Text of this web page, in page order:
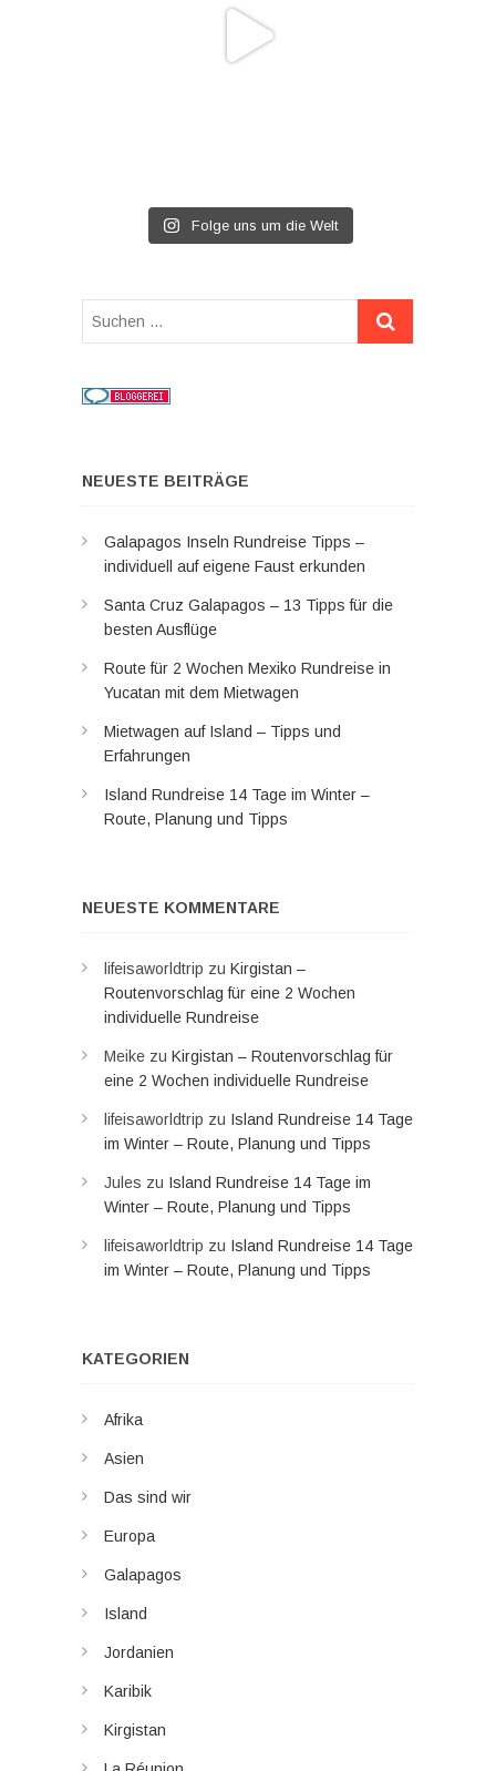
Folge uns um die Welt
Suchen
NEUESTE BEITRÄGE
Galapagos Inseln Rundreise Tipps –
individuell auf eigene Faust erkunden
Santa Cruz Galapagos – 13 Tipps für die
besten Ausflüge
Route für 2 Wochen Mexiko Rundreise in
Yucatan mit dem Mietwagen
Mietwagen auf Island – Tipps und
Erfahrungen
Island Rundreise 14 Tage im Winter –
Route, Planung und Tipps
NEUESTE KOMMENTARE
lifeisaworldtrip zu Kirgistan –
Routenvorschlag für eine 2 Wochen
individuelle Rundreise
Meike zu Kirgistan – Routenvorschlag für
eine 2 Wochen individuelle Rundreise
lifeisaworldtrip zu Island Rundreise 14 Tage
im Winter – Route, Planung und Tipps
Jules zu Island Rundreise 14 Tage im
Winter – Route, Planung und Tipps
lifeisaworldtrip zu Island Rundreise 14 Tage
im Winter – Route, Planung und Tipps
KATEGORIEN
Afrika
Asien
Das sind wir
Europa
Galapagos
Island
Jordanien
Karibik
Kirgistan